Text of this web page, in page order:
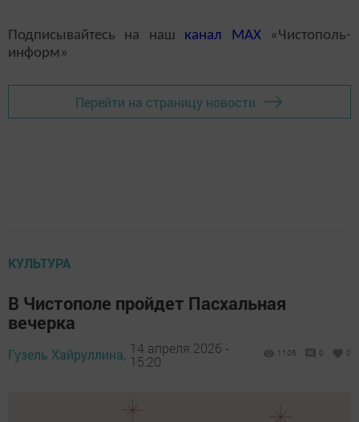
Подписывайтесь на наш канал MAX«Чистополь-
информ»
Перейти на страницу новости
КУЛЬТУРА
В Чистополе пройдет Пасхальная
вечерка
Гузель Хайруллина, 14 апреля 2026 -
15:20
1106 0 0